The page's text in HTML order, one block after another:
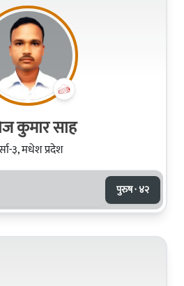
कुमार साह
३, मधेश प्रदेश
पुरुष · ४२